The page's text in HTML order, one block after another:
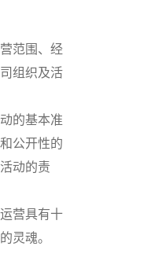
范围、经
组织及活
的基本准
公开性的
动的责
营具有十
灵魂。